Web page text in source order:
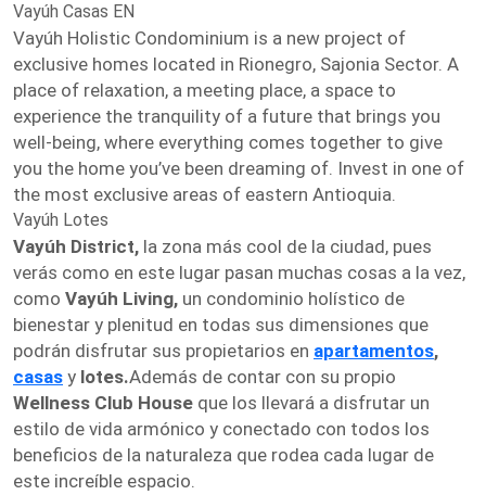
Vayúh Casas EN
Vayúh Holistic Condominium is a new project of
exclusive homes located in Rionegro, Sajonia Sector. A
place of relaxation, a meeting place, a space to
experience the tranquility of a future that brings you
well-being, where everything comes together to give
you the home you’ve been dreaming of. Invest in one of
the most exclusive areas of eastern Antioquia.
Vayúh Lotes
Vayúh District, la zona más cool de la ciudad, pues
verás como en este lugar pasan muchas cosas a la vez,
como Vayúh Living, un condominio holístico de
bienestar y plenitud en todas sus dimensiones que
podrán disfrutar sus propietarios en apartamentos,
casas y lotes.Además de contar con su propio
Wellness Club House que los llevará a disfrutar un
estilo de vida armónico y conectado con todos los
beneficios de la naturaleza que rodea cada lugar de
este increíble espacio.